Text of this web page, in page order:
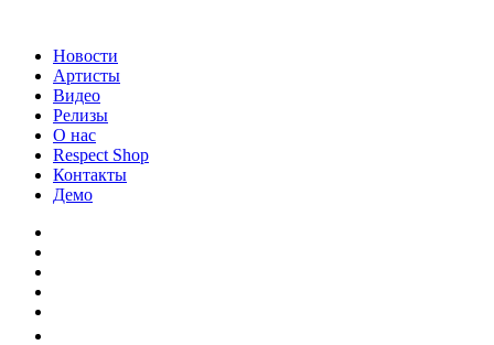
Новости
Артисты
Видео
Релизы
О нас
Respect Shop
Контакты
Демо